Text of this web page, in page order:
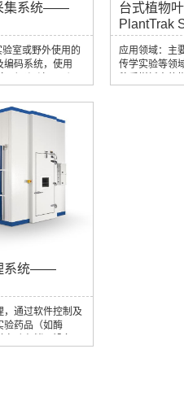
集系统——
室或野外使用的
编码系统，使用
明采样板中，配合
转移入96孔板中。
株定位信息（条
联，使您获得正确
台式植物
PlantTrak
应用领域：主
传学实验等领
系统——
，通过软件控制及
验药品（如酶